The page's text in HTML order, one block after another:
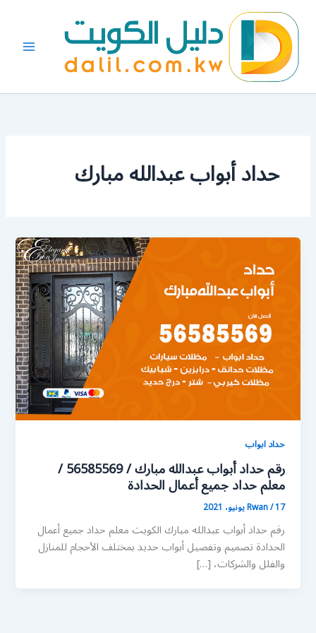
المحتوى
حداد أبواب عبدالله مبارك
حداد ابواب
رقم حداد أبواب عبدالله مبارك / 56585569 /
معلم حداد جميع أعمال الحدادة
Rwan/17 يونيو، 2021
رقم حداد أبواب عبدالله مبارك الكويت معلم حداد جميع أعمال
الحدادة تصميم وتفصيل أبواب حديد بمختلف الأحجام للمنازل
والفلل والشركات، […]